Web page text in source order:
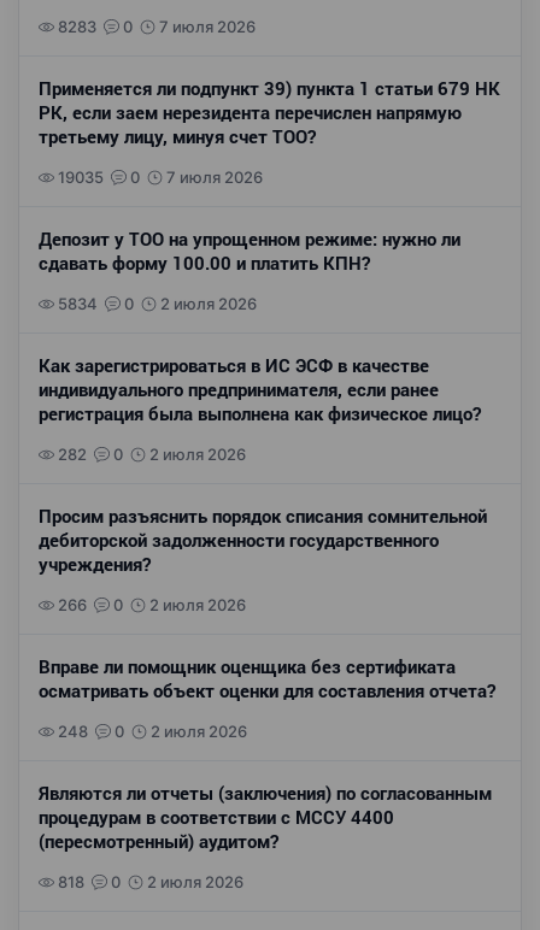
8283 0 7 июля 2026
Применяется ли подпункт 39) пункта 1 статьи 679 НК
РК, если заем нерезидента перечислен напрямую
третьему лицу, минуя счет ТОО?
19035 0 7 июля 2026
Депозит у ТОО на упрощенном режиме: нужно ли
сдавать форму 100.00 и платить КПН?
5834 0 2 июля 2026
Как зарегистрироваться в ИС ЭСФ в качестве
индивидуального предпринимателя, если ранее
регистрация была выполнена как физическое лицо?
282 0 2 июля 2026
Просим разъяснить порядок списания сомнительной
дебиторской задолженности государственного
учреждения?
266 0 2 июля 2026
Вправе ли помощник оценщика без сертификата
осматривать объект оценки для составления отчета?
248 0 2 июля 2026
Являются ли отчеты (заключения) по согласованным
процедурам в соответствии с МССУ 4400
(пересмотренный) аудитом?
818 0 2 июля 2026